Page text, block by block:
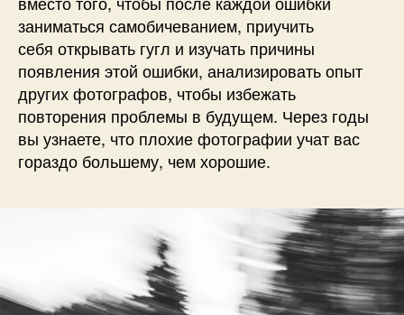
заниматься самобичеванием, приучить
себя открывать гугл и изучать причины
появления этой ошибки, анализировать опыт
других фотографов, чтобы избежать
повторения проблемы в будущем. Через годы
вы узнаете, что плохие фотографии учат вас
гораздо большему, чем хорошие.